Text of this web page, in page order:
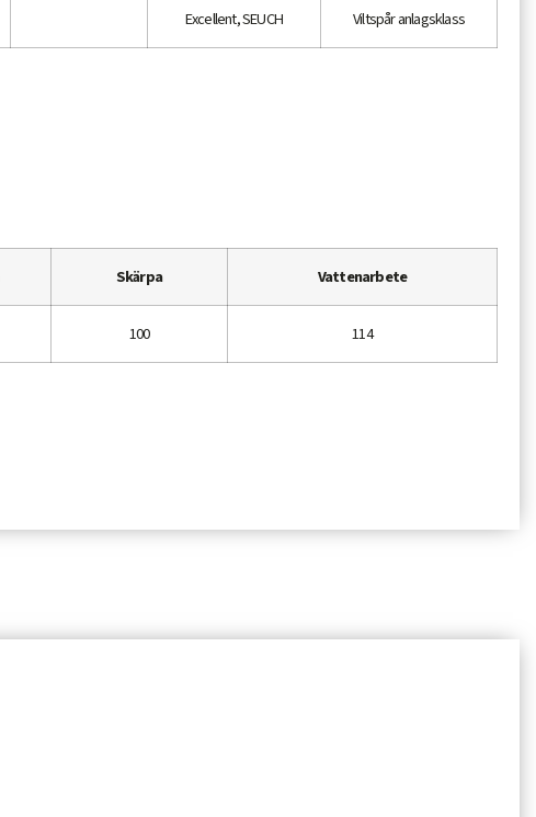
Excellent, SEUCH Viltspår anlagsklass
Skärpa Vattenarbete
100 114